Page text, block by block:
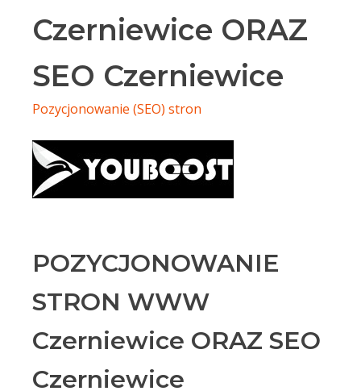
Czerniewice ORAZ
SEO Czerniewice
Pozycjonowanie (SEO) stron
POZYCJONOWANIE
STRON WWW
Czerniewice ORAZ SEO
Czerniewice